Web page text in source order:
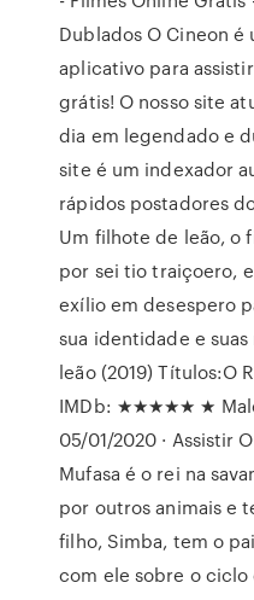
Dublados O Cineon
aplicativo para
grátis! O nosso site
dia em legendado e
site é um indexador
rápidos postadores
Um filhote de leão, o
por sei tio traiçoero,
exílio em desespero
sua identidade e
leão (2019) Títulos:O
IMDb: ★★★★★ ★
05/01/2020 · Assistir
Mufasa é o rei na
por outros animais e
filho, Simba, tem o
com ele sobre o